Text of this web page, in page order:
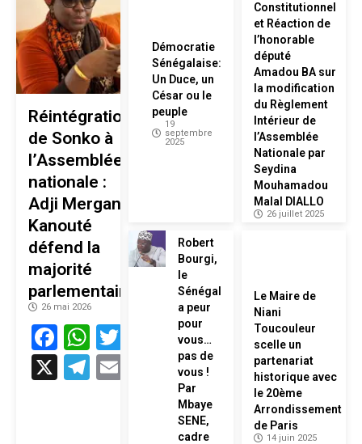
Réintégration
de Sonko à
l’Assemblée
nationale :
Adji Mergane
Kanouté
défend la
majorité
parlementaire
26 mai 2026
Facebook
WhatsApp
Twitter
X
Telegram
Email
Démocratie
Sénégalaise:
Un Duce, un
César ou le
peuple
19
septembre
2025
Constitutionnel
et Réaction de
l’honorable
député
Amadou BA sur
la modification
du Règlement
Intérieur de
l’Assemblée
Nationale par
Seydina
Mouhamadou
Malal DIALLO
26 juillet 2025
Robert
Bourgi,
le
Sénégal
a peur
pour
vous…
pas de
vous !
Par
Mbaye
SENE,
cadre
Le Maire de
Niani
Toucouleur
scelle un
partenariat
historique avec
le 20ème
Arrondissement
de Paris
14 juin 2025